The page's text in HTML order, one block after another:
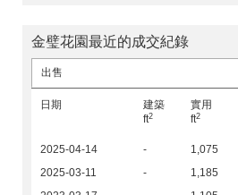
金璧花園最近的成交紀錄
出售
日期
建築
ft2
實用
ft2
2025-04-14 - 1,075
2025-03-11
- 1,185